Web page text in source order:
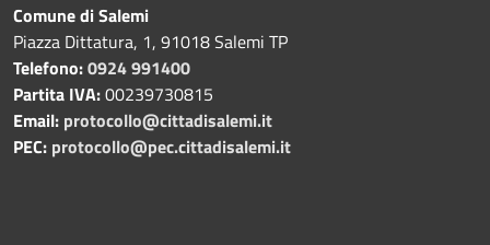
Comune di Salemi
Piazza Dittatura, 1, 91018 Salemi TP
Telefono:0924 991400
Partita IVA:00239730815
Email: protocollo@cittadisalemi.it
PEC: protocollo@pec.cittadisalemi.it